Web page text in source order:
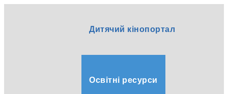
Дитячий кінопортал
Освітні ресурси